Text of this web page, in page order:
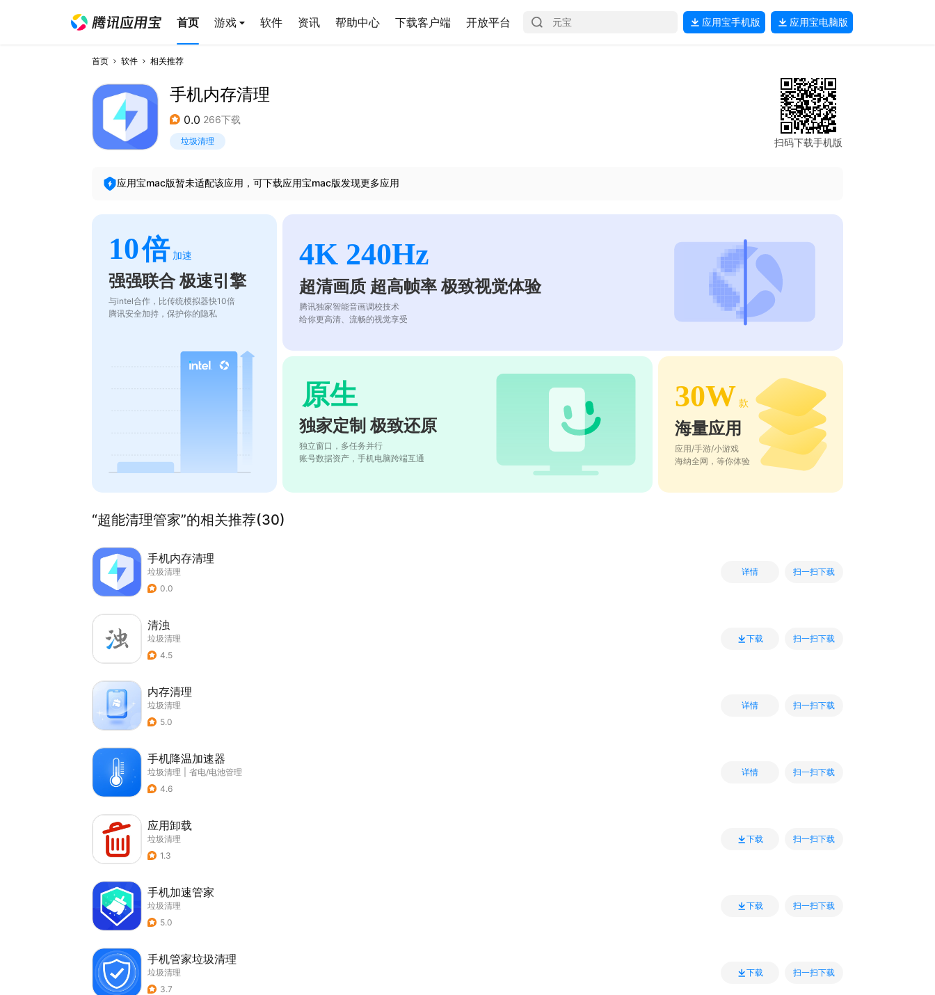
首页 游戏 软件 资讯 帮助中心 下载客户端 开放平台 应用宝手机版 应用宝电脑版
首页 软件 相关推荐
手机内存清理
0.0 266下载
垃圾清理 扫码下载手机版
应用宝mac版暂未适配该应用，可下载应用宝mac版发现更多应用
10倍 加速
强强联合 极速引擎
与intel合作，比传统模拟器快10倍
腾讯安全加持，保护你的隐私
4K 240Hz
超清画质 超高帧率 极致视觉体验
腾讯独家智能音画调校技术
给你更高清、流畅的视觉享受
原生
独家定制 极致还原
独立窗口，多任务并行
账号数据资产，手机电脑跨端互通
30W 款
海量应用
应用/手游/小游戏
海纳全网，等你体验
“超能清理管家”的相关推荐(30)
手机内存清理
垃圾清理
0.0
详情 扫一扫下载
清浊
垃圾清理
4.5
下载 扫一扫下载
内存清理
垃圾清理
5.0
详情 扫一扫下载
手机降温加速器
垃圾清理
省电/电池管理
4.6
详情 扫一扫下载
应用卸载
垃圾清理
1.3
下载 扫一扫下载
手机加速管家
垃圾清理
5.0
下载 扫一扫下载
手机管家垃圾清理
垃圾清理
3.7
下载 扫一扫下载